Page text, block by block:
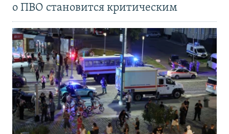
о ПВО становится критическим